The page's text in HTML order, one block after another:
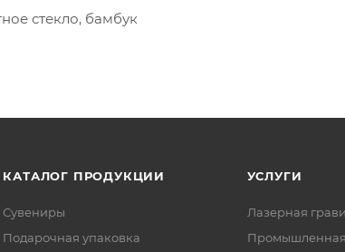
стекло, бамбук
КАТАЛОГ ПРОДУКЦИИ
Сувениры
Подарочная упаковка
УСЛУГИ
Лазерная